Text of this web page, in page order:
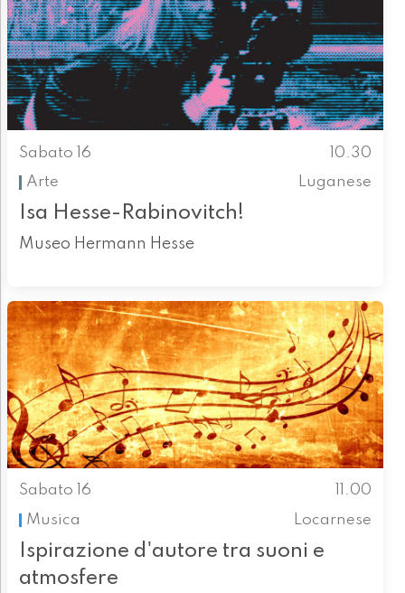
Sabato 16
10.30
Arte
Luganese
Isa Hesse-Rabinovitch!
Museo Hermann Hesse
Sabato 16
11.00
Musica
Locarnese
Ispirazione d'autore tra suoni e
atmosfere